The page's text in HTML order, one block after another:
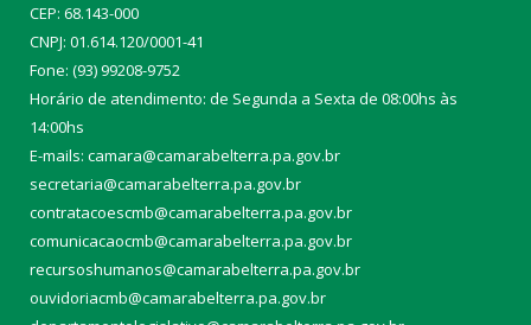
CEP: 68.143-000
CNPJ: 01.614.120/0001-41
Fone: (93) 99208-9752
Horário de atendimento: de Segunda a Sexta de 08:00hs às
14:00hs
E-mails: camara@camarabelterra.pa.gov.br
secretaria@camarabelterra.pa.gov.br
contratacoescmb@camarabelterra.pa.gov.br
comunicacaocmb@camarabelterra.pa.gov.br
recursoshumanos@camarabelterra.pa.gov.br
ouvidoriacmb@camarabelterra.pa.gov.br